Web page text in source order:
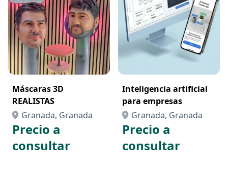
Máscaras 3D
REALISTAS
Granada, Granada
Precio a
consultar
Inteligencia artificial
para empresas
Granada, Granada
Precio a
consultar